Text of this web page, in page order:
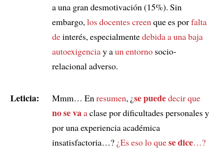
a una gran desmotivación (15%). Sin
embargo, los docentes creen que es porfalta
deinterés, especialmentedebida a una baja
autoexigenciay aun entornosocio-
relacional adverso.
Leticia: Mmm… En resumen, ¿se puededecir que
no se vaaclase por dificultades personales y
por una experiencia académica
insatisfactoria…? ¿Es eso lo quese dice…?